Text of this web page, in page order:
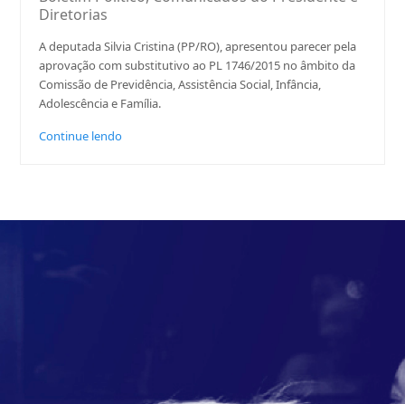
Diretorias
A deputada Silvia Cristina (PP/RO), apresentou parecer pela
aprovação com substitutivo ao PL 1746/2015 no âmbito da
Comissão de Previdência, Assistência Social, Infância,
Adolescência e Família.
Continue lendo